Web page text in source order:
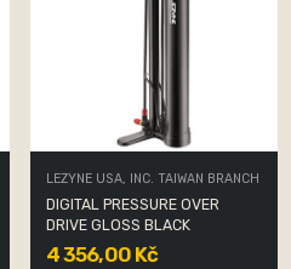
LEZYNE USA, INC. TAIWAN BRANCH
DIGITAL PRESSURE OVER
DRIVE GLOSS BLACK
4 356,00 Kč